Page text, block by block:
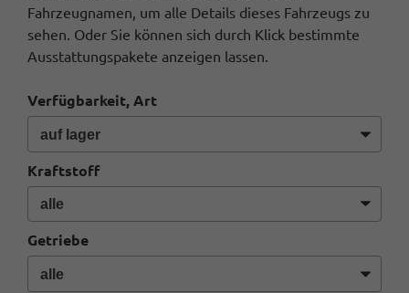
Fahrzeugnamen, um alle Details dieses Fahrzeugs zu
sehen. Oder Sie können sich durch Klick bestimmte
Ausstattungspakete anzeigen lassen.
Verfügbarkeit, Art
Kraftstoff
Getriebe